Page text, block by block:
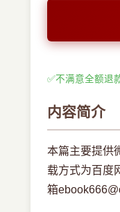
✅不满意全额退
内容简介
本篇主要提供
载方式为百度
箱